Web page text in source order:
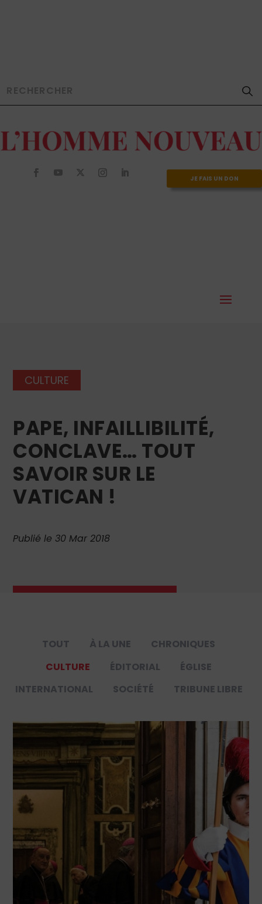
JE FAIS UN DON
CULTURE
PAPE, INFAILLIBILITÉ,
CONCLAVE… TOUT
SAVOIR SUR LE
VATICAN !
Publié le 30 Mar 2018
TOUT À LA UNE
CHRONIQUES
CULTURE
ÉDITORIAL
ÉGLISE
INTERNATIONAL
SOCIÉTÉ TRIBUNE LIBRE